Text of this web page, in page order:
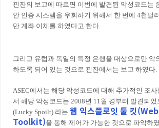
핀잔의 보고에 따르면 이번에 발견된 악성코드는
안 인증 시스템을 우회하기 위해서 한 번에 4천달
만 계좌 이체를 하였다고 한다.
그리고 유럽과 독일의 특정 은행을 대상으로만 악
하도록 되어 있는 것으로 핀잔에서는 보고 하였다.
ASEC에서는 해당 악성코드에 대해 추가적인 조
서 해당 악성코드는 2008년 11월 경부터 발견되
(Lucky Spoilt) 라는 웹 익스플로잇 툴 킷
Toolkit)을 통해 제어가 가능한 것으로 파악하